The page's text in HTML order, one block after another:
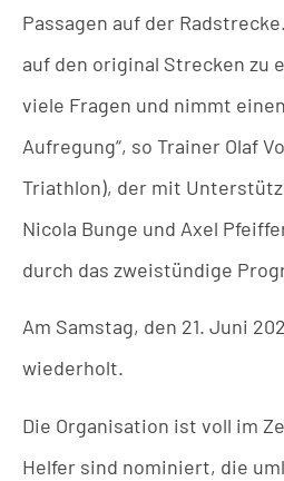
Passagen auf der
auf den original Strecken zu
viele Fragen und nimmt
Aufregung“, so Trainer Olaf
Triathlon), der mit
Nicola Bunge und Axel
durch das zweistündige
Am Samstag, den 21. Juni
wiederholt.
Die Organisation ist voll im
Helfer sind nominiert, die